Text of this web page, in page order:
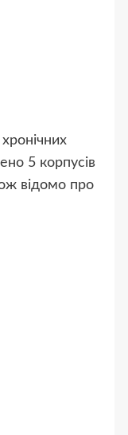
5 корпусів
відомо про